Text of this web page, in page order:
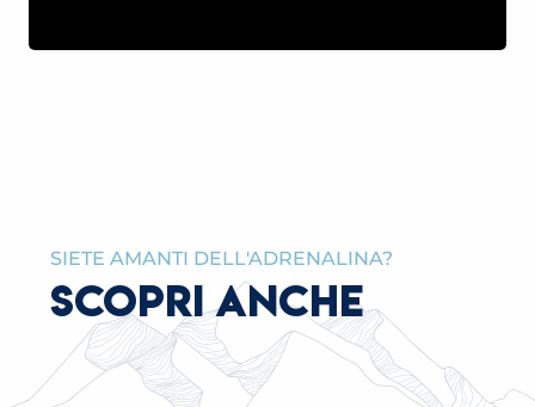
SIETE AMANTI DELL'ADRENALINA?
SCOPRI ANCHE